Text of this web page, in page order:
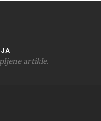
artikle.